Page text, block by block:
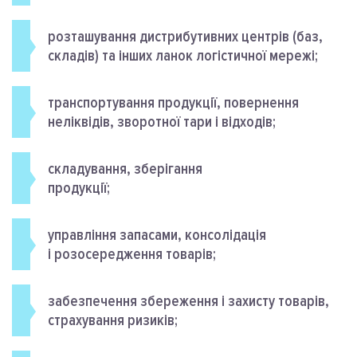
розташування дистрибутивних центрів (баз,
складів) та інших ланок логістичної мережі;
транспортування продукції, повернення
неліквідів, зворотної тари і відходів;
складування, зберігання
продукції;
управління запасами, консолідація
і розосередження товарів;
забезпечення збереження і захисту товарів,
страхування ризиків;